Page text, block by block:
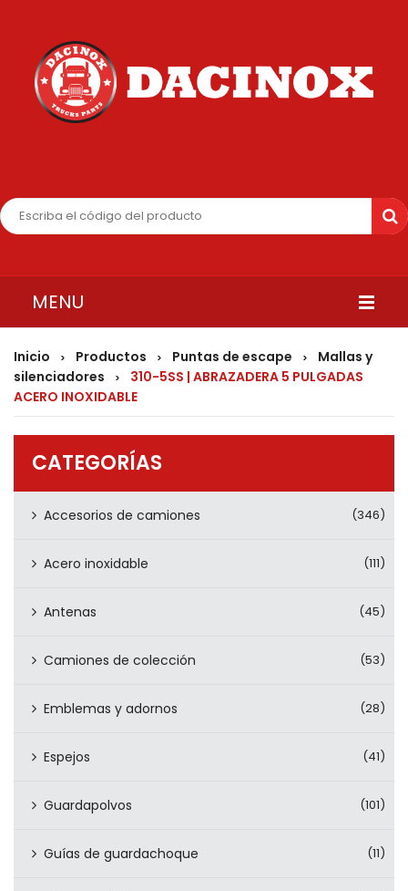
MENU
INICIO
QUIENES SOMOS
PRODUCTOS
CONTÁCTENOS
Inicio > Productos > Puntas de escape >
Mallas y
silenciadores
>
310-5SS | ABRAZADERA 5 PULGADAS
ACERO INOXIDABLE
CATEGORÍAS
Accesorios de camiones (346)
Acero inoxidable (111)
Antenas (45)
Camiones de colección (53)
Emblemas y adornos (28)
Espejos (41)
Guardapolvos (101)
Guías de guardachoque (11)